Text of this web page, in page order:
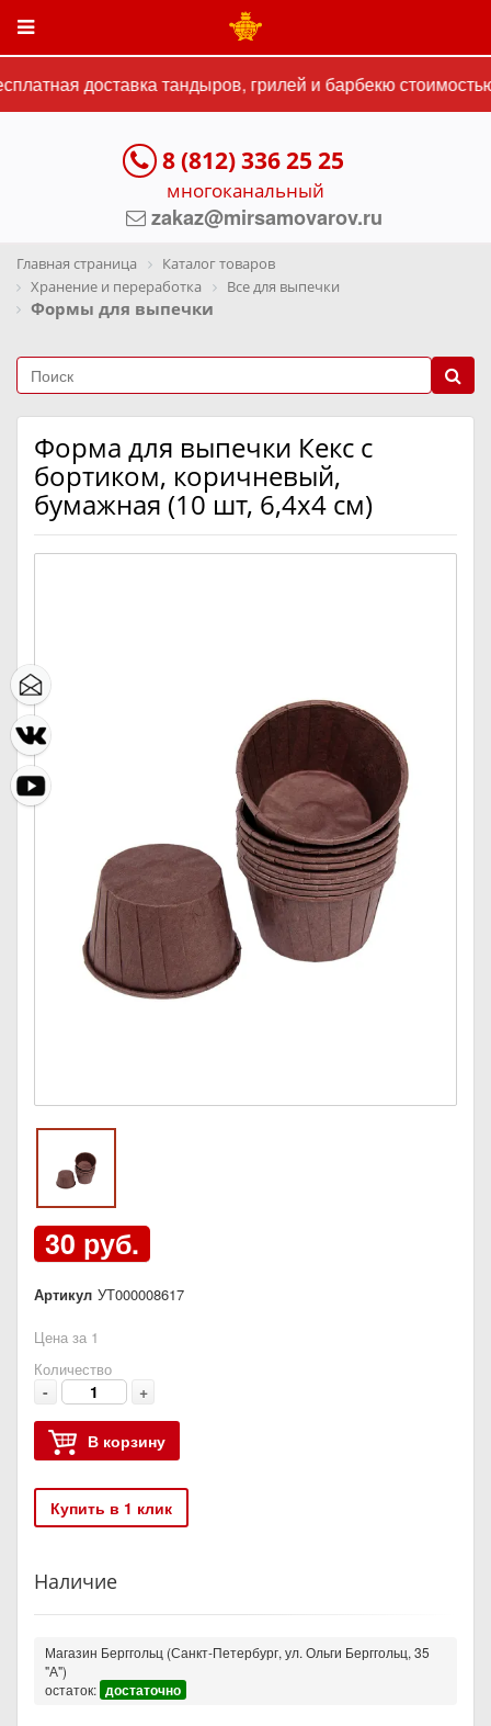
доставка тандыров, грилей и барбекю
8 (812) 336 25 25
многоканальный
zakaz@mirsamovarov.ru
Главная страница
Каталог товаров
Хранение и переработка
Все для выпечки
Формы для выпечки
Форма для выпечки Кекс с
бортиком, коричневый,
бумажная (10 шт, 6,4х4 см)
30 руб.
Артикул УТ000008617
Цена за 1
Количество
- +
В корзину
Купить в 1 клик
Наличие
Магазин Берггольц (Санкт-Петербург, ул. Ольги Берггольц, 35
"А")
остаток: достаточно